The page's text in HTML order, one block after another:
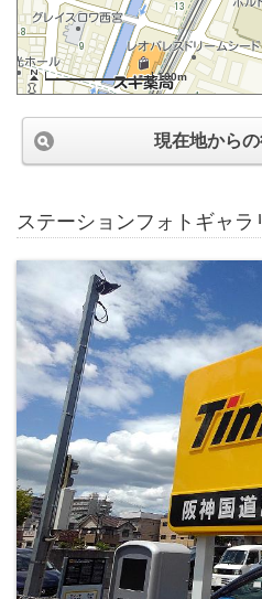
100m
現在地から
ステーションフォトギャラ